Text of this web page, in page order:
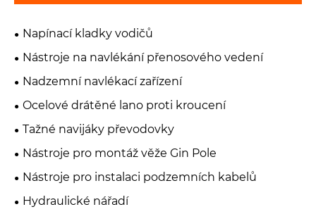
Napínací kladky vodičů
Nástroje na navlékání přenosového vedení
Nadzemní navlékací zařízení
Ocelové drátěné lano proti kroucení
Tažné navijáky převodovky
Nástroje pro montáž věže Gin Pole
Nástroje pro instalaci podzemních kabelů
Hydraulické nářadí